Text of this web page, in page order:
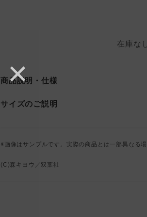
在庫な
商品説明・仕様
サイズのご説明
※画像はサンプルです。実際の商品とは一部異なる
(C)森キヨウ／双葉社